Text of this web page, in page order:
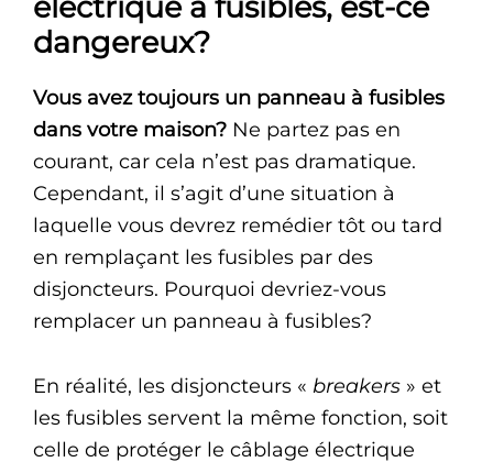
dangereux?
Vous avez toujours un panneau à fusibles
dans votre maison? Ne partez pas en
courant, car cela n’est pas dramatique.
Cependant, il s’agit d’une situation à
laquelle vous devrez remédier tôt ou tard
en remplaçant les fusibles par des
disjoncteurs. Pourquoi devriez-vous
remplacer un panneau à fusibles?
En réalité, les disjoncteurs « breakers » et
les fusibles servent la même fonction, soit
celle de protéger le câblage électrique